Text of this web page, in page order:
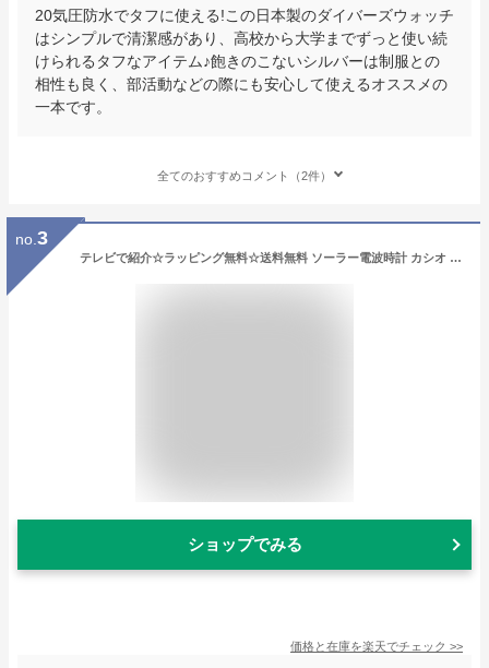
20気圧防水でタフに使える!この日本製のダイバーズウォッチ
はシンプルで清潔感があり、高校から大学までずっと使い続
けられるタフなアイテム♪飽きのこないシルバーは制服との
相性も良く、部活動などの際にも安心して使えるオススメの
一本です。
全てのおすすめコメント（2件）
no. 3
テレビで紹介☆ラッピング無料☆送料無料 ソーラー電波時計 カシオ 腕時計 メンズ ソーラー 電波 CASIO 正規品 ブランド メンズ 電波ソーラー腕時計 マルチバンド6 電波腕時計 太陽光 電池交換不要 5気圧 防水 男性 防災 誕生日 父の日
ショップでみる
価格と在庫を楽天でチェック >>